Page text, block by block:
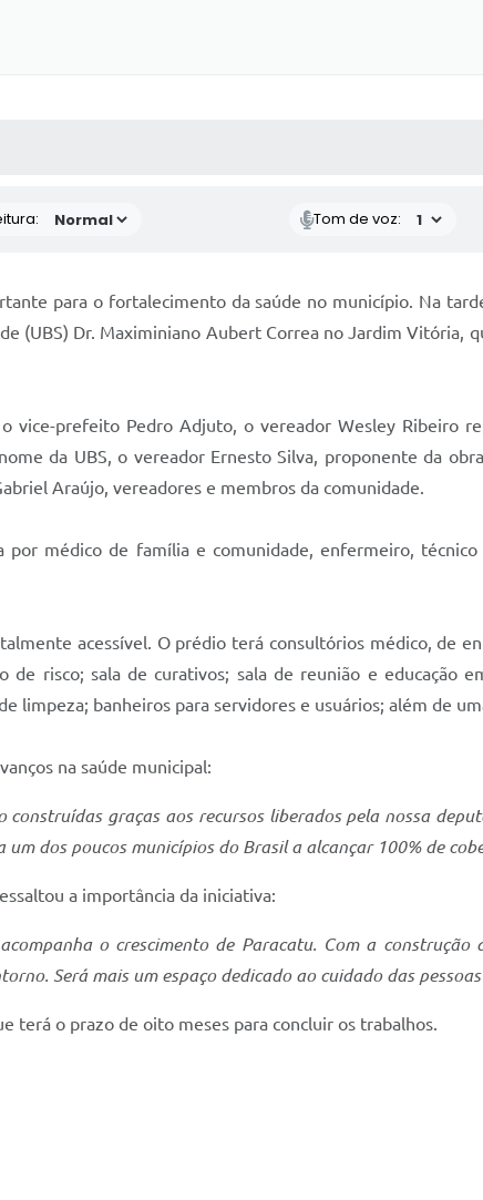
Tom de voz:
para o fortalecimento da saúde no município. Na
(UBS) Dr. Maximiniano Aubert Correa no Jardim Vitória,
vice-prefeito Pedro Adjuto, o vereador Wesley Ribeiro
da UBS, o vereador Ernesto Silva, proponente da
Araújo, vereadores e membros da comunidade.
médico de família e comunidade, enfermeiro,
acessível. O prédio terá consultórios médico, de
de risco; sala de curativos; sala de reunião e educação
limpeza; banheiros para servidores e usuários; além de
na saúde municipal:
construídas graças aos recursos liberados pela nossa
dos poucos municípios do Brasil a alcançar 100% de
a importância da iniciativa:
o crescimento de Paracatu. Com a construção
Será mais um espaço dedicado ao cuidado das pessoas
terá o prazo de oito meses para concluir os trabalhos.